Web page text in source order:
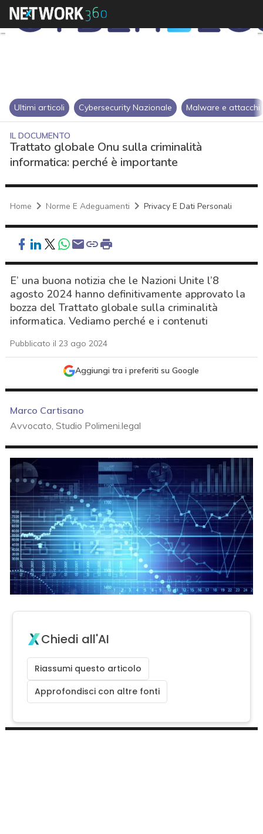
Ultimi articoli Cybersecurity Nazionale Malware e attacchi
IL DOCUMENTO
Trattato globale Onu sulla criminalità
informatica: perché è importante
Home Norme E Adeguamenti Privacy E Dati Personali
E’ una buona notizia che le Nazioni Unite l’8
agosto 2024 hanno definitivamente approvato la
bozza del Trattato globale sulla criminalità
informatica. Vediamo perché e i contenuti
Pubblicato il 23 ago 2024
Aggiungi tra i preferiti su Google
Marco Cartisano
Avvocato, Studio Polimeni.legal
Chiedi all'AI
Riassumi questo articolo
Approfondisci con altre fonti